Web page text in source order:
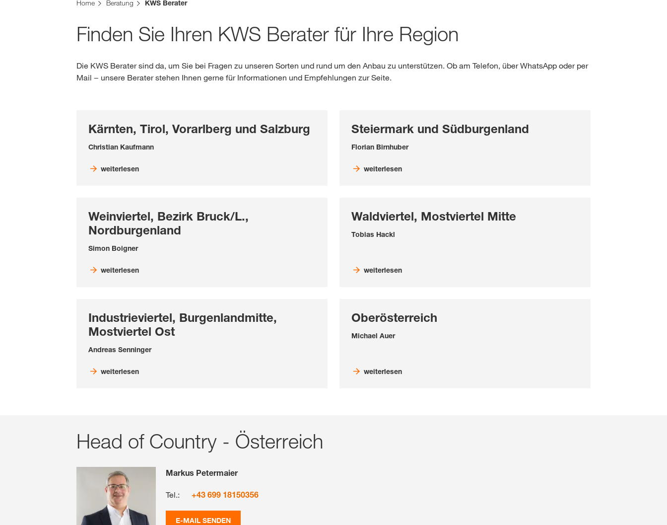
mitmyKWS
Internationale Themen
der KWS Group unter
Sie befinden sich auf der KWS Website für Österreich. Für diese Seite existiert eine alternative Seite für Ihr Land:
JETZT WECHSELN DIESMAL NICHT WECHSELN
Home Beratung KWS Berater
Finden Sie Ihren KWS Berater für Ihre Region
Die KWS Berater sind da, um Sie bei Fragen zu unseren Sorten und rund um den Anbau zu unterstützen. Ob am Telefon, über WhatsApp oder per
Mail − unsere Berater stehen Ihnen gerne für Informationen und Empfehlungen zur Seite.
Kärnten, Tirol, Vorarlberg und Salzburg
Christian Kaufmann
weiterlesen
Steiermark und Südburgenland
Florian Birnhuber
weiterlesen
Weinviertel, Bezirk Bruck/L.,
Nordburgenland
Simon Boigner
weiterlesen
Waldviertel, Mostviertel Mitte
Tobias Hackl
weiterlesen
Industrieviertel, Burgenlandmitte,
Mostviertel Ost
Andreas Senninger
weiterlesen
Oberösterreich
Michael Auer
weiterlesen
Head of Country - Österreich
Markus Petermaier
Tel.: +43 699 18150356
E-MAIL SENDEN